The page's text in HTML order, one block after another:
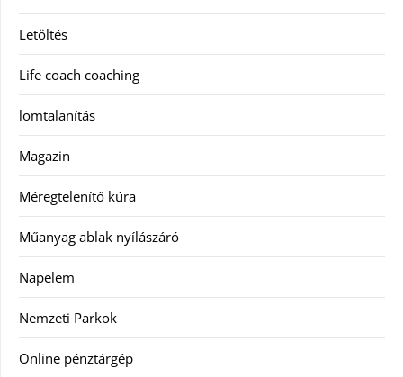
Letöltés
Life coach coaching
lomtalanítás
Magazin
Méregtelenítő kúra
Műanyag ablak nyílászáró
Napelem
Nemzeti Parkok
Online pénztárgép